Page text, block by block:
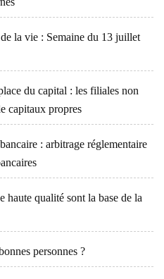
la vie : Semaine du 13 juillet
du capital : les filiales non
capitaux propres
: arbitrage réglementaire
haute qualité sont la base de la
personnes ?